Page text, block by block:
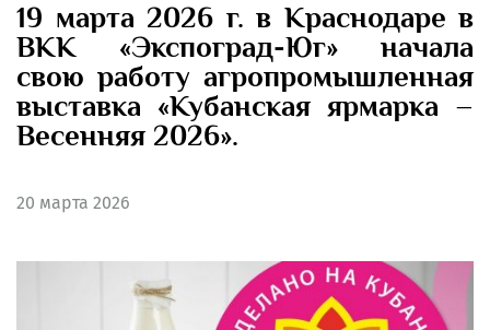
19 марта 2026 г. в Краснодаре в
ВКК «Экспоград-Юг» начала
свою работу агропромышленная
выставка «Кубанская ярмарка –
Весенняя 2026».
20 марта 2026